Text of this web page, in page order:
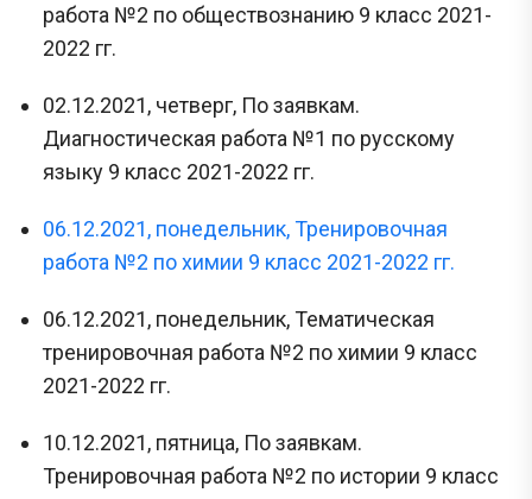
работа №2 по обществознанию 9 класс 2021-
2022 гг.
02.12.2021, четверг, По заявкам.
Диагностическая работа №1 по русскому
языку 9 класс 2021-2022 гг.
06.12.2021, понедельник, Тренировочная
работа №2 по химии 9 класс 2021-2022 гг.
06.12.2021, понедельник, Тематическая
тренировочная работа №2 по химии 9 класс
2021-2022 гг.
10.12.2021, пятница, По заявкам.
Тренировочная работа №2 по истории 9 класс